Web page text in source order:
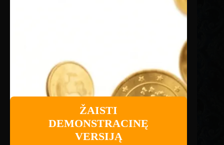
ŽAISTI
DEMONSTRACINĘ
VERSIJĄ